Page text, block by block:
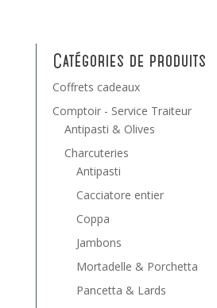
Catégories de produits
Coffrets cadeaux
Comptoir - Service Traiteur
Antipasti & Olives
Charcuteries
Antipasti
Cacciatore entier
Coppa
Jambons
Mortadelle & Porchetta
Pancetta & Lards